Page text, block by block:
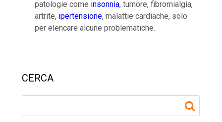
patologie come insonnia, tumore, fibromialgia,
artrite, ipertensione, malattie cardiache, solo
per elencare alcune problematiche.
CERCA